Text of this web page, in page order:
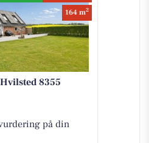
164 m2
8355
på din